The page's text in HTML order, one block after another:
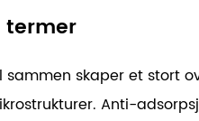
termer
skaper et stort
Anti-